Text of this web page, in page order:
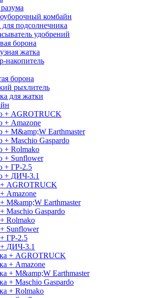
комбайн
подсолнечника
удобрений
борона
жатка
накопитель
борона
рыхлитель
для жатки
+ AGROTRUCK
+ Amazone
+ M&amp;W Earthmaster
+ Maschio Gaspardo
+ Rolmako
+ Sunflower
+ ГР-2.5
+ ДИЧ-3.1
AGROTRUCK
Amazone
M&amp;W Earthmaster
Maschio Gaspardo
Rolmako
Sunflower
ГР-2.5
ДИЧ-3.1
+ AGROTRUCK
+ Amazone
+ M&amp;W Earthmaster
+ Maschio Gaspardo
+ Rolmako